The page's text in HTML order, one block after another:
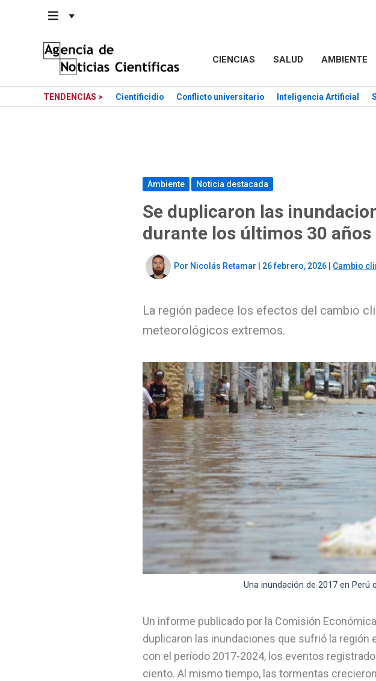
contenido
CIENCIAS SALUD AMBIENTE
TENDENCIAS > Cientificidio Conflicto universitario Inteligencia Artificial
Ambiente Noticia destacada
Se duplicaron las
durante los últimos 30 años
Por Nicolás Retamar 26 febrero, 2026 Cambio
La región padece los efectos del cambio
meteorológicos extremos.
Una inundación de 2017 en
Un informe publicado por la Comisión
duplicaron las inundaciones que sufrió la región
con el período 2017-2024, los eventos
ciento. Al mismo tiempo, las tormentas